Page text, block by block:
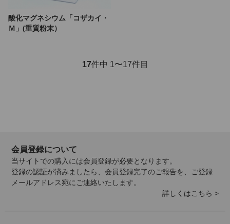
酸化マグネシウム「コザカイ・
Ｍ」(重質粉末）
17件中 1〜17件目
会員登録について
当サイトでの購入には会員登録が必要となります。
登録の認証が済みましたら、会員登録完了のご報告を、ご登録
メールアドレス宛にご連絡いたします。
詳しくはこちら >